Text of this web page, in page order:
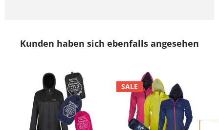
Kunden haben sich ebenfalls angesehen
SALE